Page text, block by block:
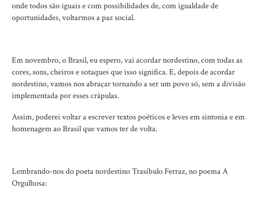
onde todos são iguais e com possibilidades de, com igualdade de
oportunidades, voltarmos a paz social.
Em novembro, o Brasil, eu espero, vai acordar nordestino, com todas as
cores, sons, cheiros e sotaques que isso significa. E, depois de acordar
nordestino, vamos nos abraçar tornando a ser um povo só, sem a divisão
implementada por esses crápulas.
Assim, poderei voltar a escrever textos poéticos e leves em sintonia e em
homenagem ao Brasil que vamos ter de volta.
Lembrando-nos do poeta nordestino Trasíbulo Ferraz, no poema A
Orgulhosa: